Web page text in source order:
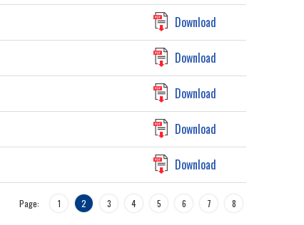
Download
Download
Download
Download
Download
Page: 1 2 3 4 5 6 7 8